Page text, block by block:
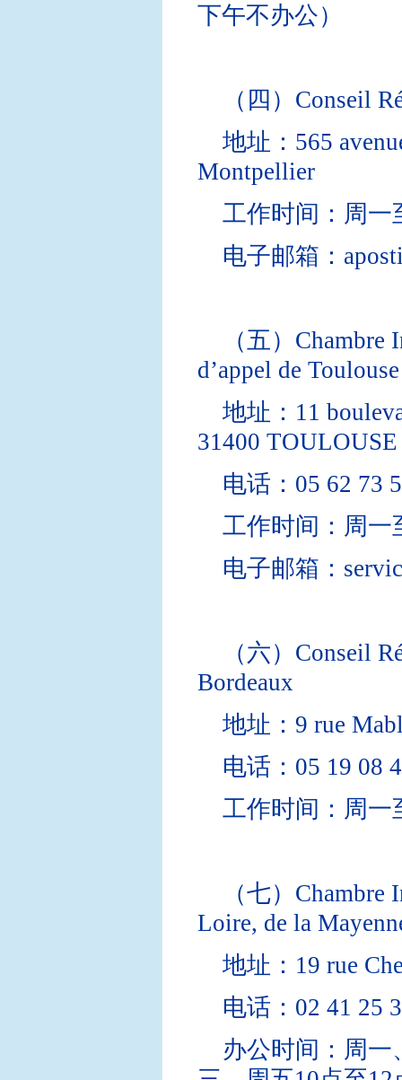
下午不办公）
（四）Conseil
地址：565
Montpellier
工作时间：周一
电子邮箱：
（五）Chambre
d’appel de Toulouse
地址：11
31400 TOULOUSE
电话：05 62 73
工作时间：周一
电子邮箱：
（六）Conseil
Bordeaux
地址：9 rue
电话：05 19 08
工作时间：周一
（七）Chambre
Loire, de la
地址：19 rue
电话：02 41 25
办公时间：周一